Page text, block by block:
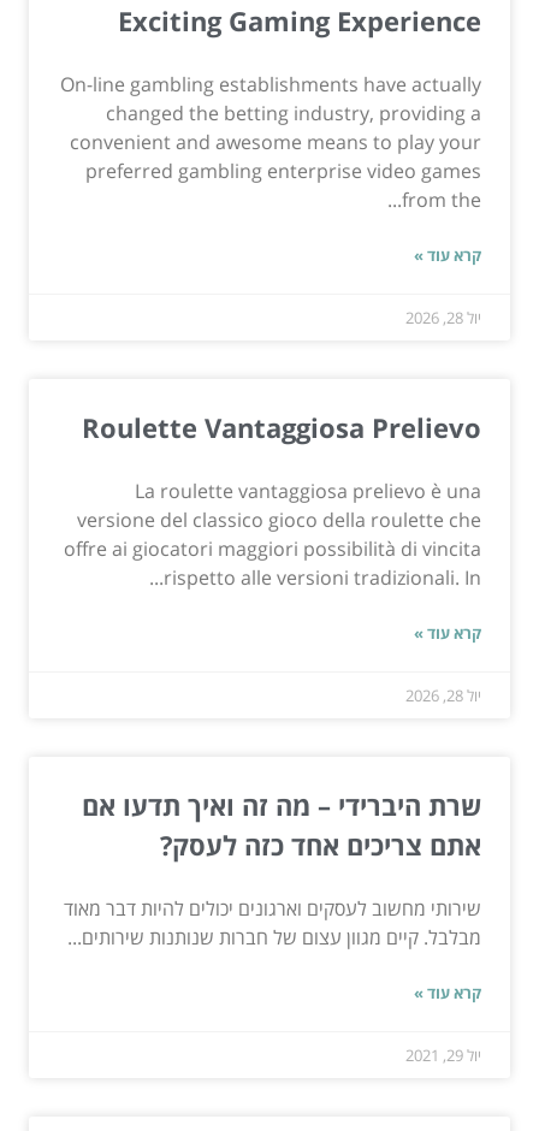
Exciting Gaming Experience
On-line gambling establishments have actually
changed the betting industry, providing a
convenient and awesome means to play your
preferred gambling enterprise video games
from the...
קרא עוד »
יול 28, 2026
Roulette Vantaggiosa Prelievo
La roulette vantaggiosa prelievo è una
versione del classico gioco della roulette che
offre ai giocatori maggiori possibilità di vincita
rispetto alle versioni tradizionali. In...
קרא עוד »
יול 28, 2026
שרת היברידי – מה זה ואיך תדעו אם
אתם צריכים אחד כזה לעסק?
שירותי מחשוב לעסקים וארגונים יכולים להיות דבר מאוד
מבלבל. קיים מגוון עצום של חברות שנותנות שירותים...
קרא עוד »
יול 29, 2021